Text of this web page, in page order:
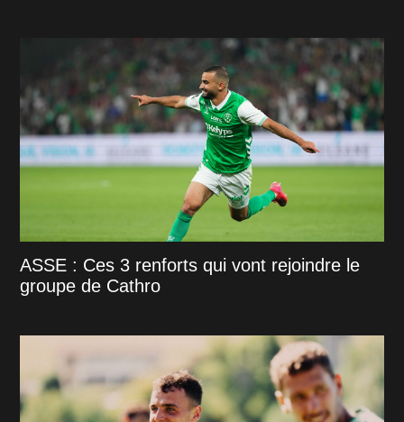
ASSE : Ces 3 renforts qui vont rejoindre le
groupe de Cathro